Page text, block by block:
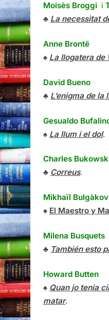
Moisès Broggi i
♣ La necessitat
Anne Brontë
♠ La llogatera de
David Bueno
♣ L’enigma de la
Gesualdo
♠ La llum i el dol.
Charles
♣ Correus.
Mikhaïl Bulgàkov
♠ El Maestro y
Milena Busquets
♣ También esto
Howard Butten
♠ Quan jo tenia
matar.